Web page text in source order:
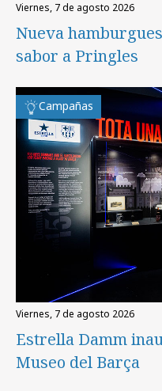
viernes, 7 de agosto 2026
Nueva
sabor a Pringles
Campañas
viernes, 7 de agosto 2026
Estrella Damm
Museo del Barça